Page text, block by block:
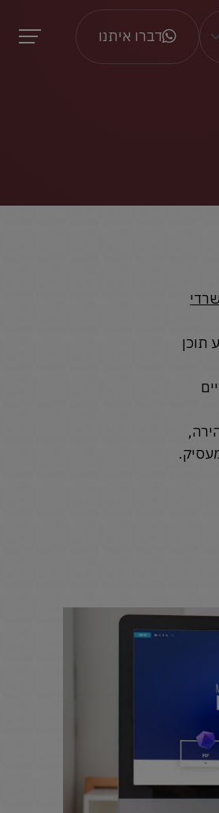
דברו איתנו
תוכן